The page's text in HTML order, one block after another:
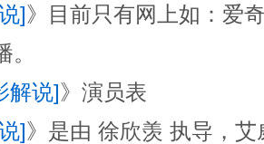
]》目前只有网上如：爱
解说]》演员表
]》是由 徐欣羡 执导，